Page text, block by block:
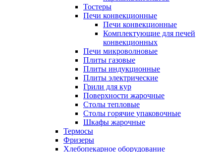
Тостеры
Печи конвекционные
Печи конвекционные
Комплектующие для печей
конвекционных
Печи микроволновые
Плиты газовые
Плиты индукционные
Плиты электрические
Грили для кур
Поверхности жарочные
Столы тепловые
Столы горячие упаковочные
Шкафы жарочные
Термосы
Фризеры
Хлебопекарное оборудование